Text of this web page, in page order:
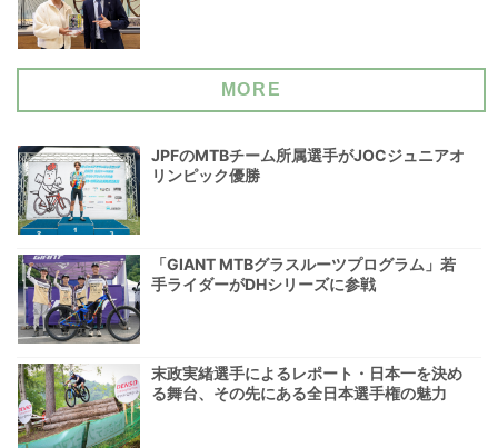
MORE
JPFのMTBチーム所属選手がJOCジュニアオ
リンピック優勝
「GIANT MTBグラスルーツプログラム」若
手ライダーがDHシリーズに参戦
末政実緒選手によるレポート・日本一を決め
る舞台、その先にある全日本選手権の魅力